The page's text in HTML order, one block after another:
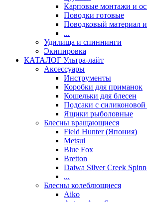
Карповые монтажи и
Поводки готовые
Поводковый материал
...
Удилища и спиннинги
Экипировка
КАТАЛОГ Ультра-лайт
Аксессуары
Инструменты
Коробки для приманок
Кошельки для блесен
Подсаки с силиконовой
Ящики рыболовные
Блесны вращающиеся
Field Hunter (Япония)
Metsui
Blue Fox
Bretton
Daiwa Silver Creek
...
Блесны колеблющиеся
Aiko